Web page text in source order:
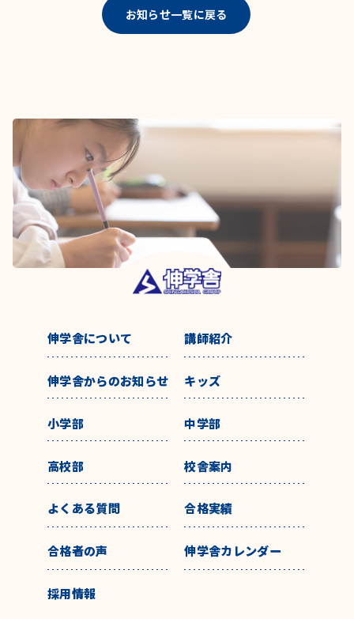
お知らせ一覧に戻る
伸学舎について 講師紹介
伸学舎からのお知らせ キッズ
小学部 中学部
高校部 校舎案内
よくある質問 合格実績
合格者の声 伸学舎カレンダー
採用情報